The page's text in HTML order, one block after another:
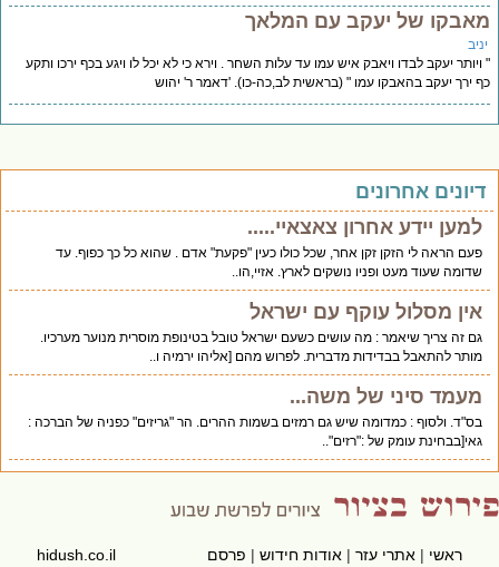
של יעקב עם המלאך
יעקב לבדו ויאבק איש עמו עד עלות השחר . וירא כי לא יכל לו ויגע בכף ירכו ותקע
ירך יעקב בהאבקו עמו " (בראשית לב,כה-כו). 'דאמר ר' יהוש
אחרונים
למען יידע אחרון צאצאיי.....
פעם הראה לי הזקן זקן אחר, שכל כולו כעין "פקעת" אדם . שהוא כל כך כפוף. עד
שדומה שעוד מעט ופניו נושקים לארץ. אזיי,הו..
אין מסלול עוקף עם ישראל
גם זה צריך שיאמר : מה עושים כשעם ישראל טובל בטינופת מוסרית מנוער מערכיו.
מותר להתאבל בבדידות מדברית. לפרוש מהם [אליהו ירמיה ו..
מעמד סיני של משה...
בס"ד. ולסוף : כמדומה שיש גם רמזים בשמות ההרים. הר "גריזים" כפניה של הברכה :
גאי[בבחינת עומק של :"רזים"..
ראשי|אתרי עזר|אודות חידוש|פרסם hidush.co.il